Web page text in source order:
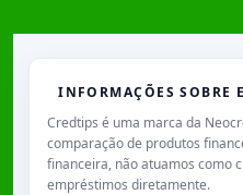
INFORMAÇÕES SOBRE
Credtips é uma marca da
comparação de produtos
financeira, não atuamos como
empréstimos diretamente.